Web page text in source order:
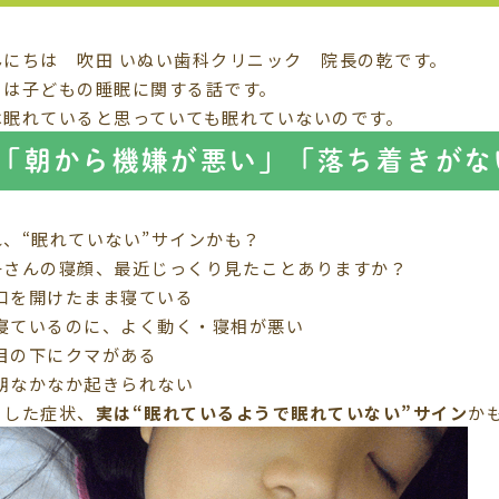
ちは 吹田 いぬい歯科クリニック 院長の乾です。
子どもの睡眠に関する話です。
れていると思っていても眠れていないのです。
朝から機嫌が悪い」「落ち着きがな
“眠れていない”サインかも？
んの寝顔、最近じっくり見たことありますか？
を開けたまま寝ている
ているのに、よく動く・寝相が悪い
の下にクマがある
なかなか起きられない
た症状、 実は“眠れているようで眠れていない”サインか